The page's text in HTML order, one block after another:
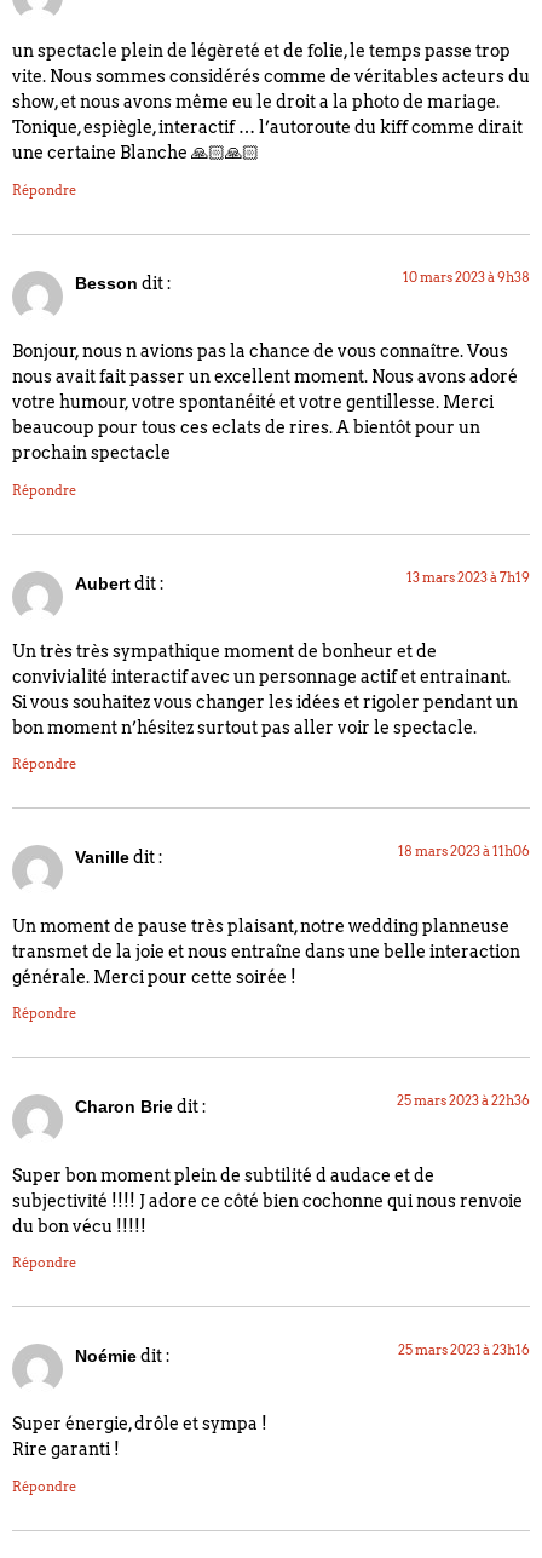
un spectacle plein de légèreté et de folie, le temps passe trop
vite. Nous sommes considérés comme de véritables acteurs du
show, et nous avons même eu le droit a la photo de mariage.
Tonique, espiègle, interactif … l’autoroute du kiff comme dirait
une certaine Blanche 🙏🏻🙏🏻
Répondre
Besson dit : 10 mars 2023 à 9h38
Bonjour, nous n avions pas la chance de vous connaître. Vous
nous avait fait passer un excellent moment. Nous avons adoré
votre humour, votre spontanéité et votre gentillesse. Merci
beaucoup pour tous ces eclats de rires. A bientôt pour un
prochain spectacle
Répondre
Aubertdit : 13 mars 2023 à 7h19
Un très très sympathique moment de bonheur et de
convivialité interactif avec un personnage actif et entrainant.
Si vous souhaitez vous changer les idées et rigoler pendant un
bon moment n’hésitez surtout pas aller voir le spectacle.
Répondre
Vanilledit : 18 mars 2023 à 11h06
Un moment de pause très plaisant, notre wedding planneuse
transmet de la joie et nous entraîne dans une belle interaction
générale. Merci pour cette soirée !
Répondre
Charon Briedit : 25 mars 2023 à 22h36
Super bon moment plein de subtilité d audace et de
subjectivité !!!! J adore ce côté bien cochonne qui nous renvoie
du bon vécu !!!!!
Répondre
Noémiedit : 25 mars 2023 à 23h16
Super énergie, drôle et sympa !
Rire garanti !
Répondre